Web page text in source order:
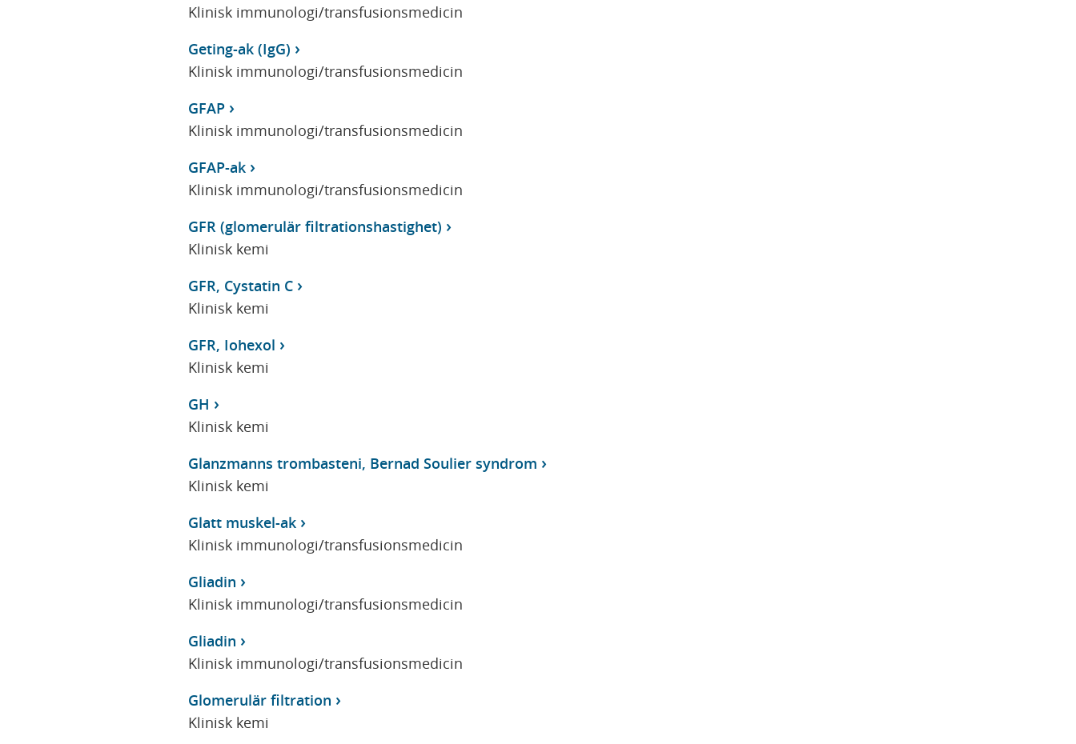
Klinisk immunologi/transfusionsmedicin
Geting-ak (IgG)
Klinisk immunologi/transfusionsmedicin
GFAP
Klinisk immunologi/transfusionsmedicin
GFAP-ak
Klinisk immunologi/transfusionsmedicin
GFR (glomerulär filtrationshastighet)
Klinisk kemi
GFR, Cystatin C
Klinisk kemi
GFR, Iohexol
Klinisk kemi
GH
Klinisk kemi
Glanzmanns trombasteni, Bernad Soulier syndrom
Klinisk kemi
Glatt muskel-ak
Klinisk immunologi/transfusionsmedicin
Gliadin
Klinisk immunologi/transfusionsmedicin
Gliadin
Klinisk immunologi/transfusionsmedicin
Glomerulär filtration
Klinisk kemi